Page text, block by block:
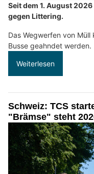
Seit dem 1. August
gegen Littering.
Das Wegwerfen von
Busse geahndet werden.
Weiterlesen
Schweiz: TCS
"Brämse" steht